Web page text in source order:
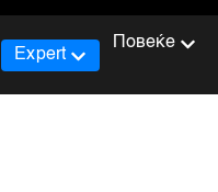
Expert
Повеќе